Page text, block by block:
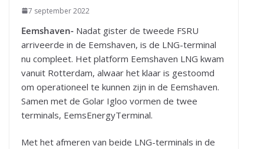
7 september 2022
Eemshaven- Nadat gister de tweede FSRU
arriveerde in de Eemshaven, is de LNG-terminal
nu compleet. Het platform Eemshaven LNG kwam
vanuit Rotterdam, alwaar het klaar is gestoomd
om operationeel te kunnen zijn in de Eemshaven.
Samen met de Golar Igloo vormen de twee
terminals, EemsEnergyTerminal.
Met het afmeren van beide LNG-terminals in de